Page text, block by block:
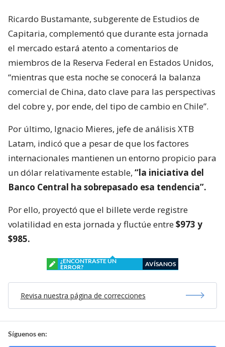
Ricardo Bustamante, subgerente de Estudios de
Capitaria, complementó que durante esta jornada
el mercado estará atento a comentarios de
miembros de la Reserva Federal en Estados Unidos,
“mientras que esta noche se conocerá la balanza
comercial de China, dato clave para las perspectivas
del cobre y, por ende, del tipo de cambio en Chile”.
Por último, Ignacio Mieres, jefe de análisis XTB
Latam, indicó que a pesar de que los factores
internacionales mantienen un entorno propicio para
un dólar relativamente estable, “la iniciativa del
Banco Central ha sobrepasado esa tendencia”.
Por ello, proyectó que el billete verde registre
volatilidad en esta jornada y fluctúe entre$973 y
$985.
¿ENCONTRASTE UN
ERROR?
AVÍSANOS
Revisa nuestra página de correcciones
Síguenos en: